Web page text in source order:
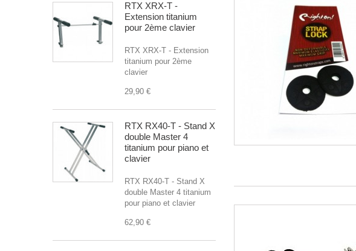
RTX XRX-T -
Extension titanium
pour 2ème clavier
RTX XRX-T - Extension
titanium pour 2ème
clavier
29,90 €
RTX RX40-T - Stand X
double Master 4
titanium pour piano et
clavier
RTX RX40-T - Stand X
double Master 4 titanium
pour piano et clavier
62,90 €